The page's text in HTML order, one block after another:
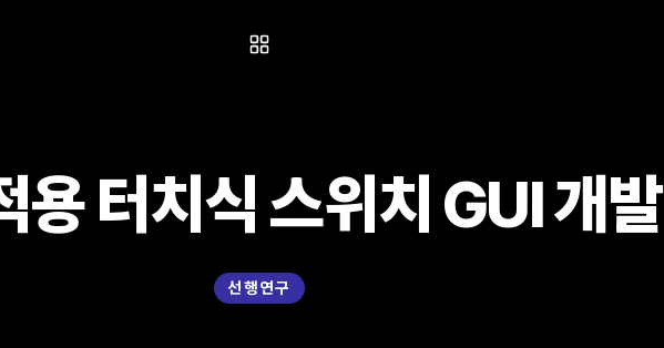
용 터치식 스위치 GUI 개발
선행연구